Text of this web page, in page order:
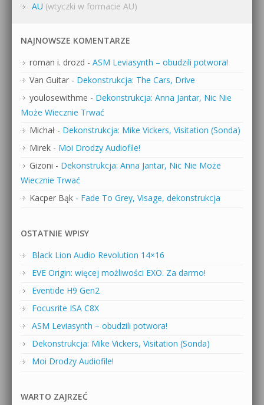
AU (wtyczki w formacie AU)
NAJNOWSZE KOMENTARZE
roman i. drozd - ASM Leviasynth – obudzili potwora!
Van Guitar - Dekonstrukcja: The Cars, Drive
youlosewithme - Dekonstrukcja: Anna Jantar, Nic Nie
Może Wiecznie Trwać
Michał - Dekonstrukcja: Mike Vickers, Visitation (Sonda)
Mirek - Moi Drodzy Audiofile!
Gizoni - Dekonstrukcja: Anna Jantar, Nic Nie Może
Wiecznie Trwać
Kacper Bąk - Fade To Grey, Visage, dekonstrukcja
OSTATNIE WPISY
Black Lion Audio Revolution 14×16
EVE Origin: więcej możliwości EXO. Za darmo!
Eventide H9 Gen2
Focusrite ISA C8X
ASM Leviasynth – obudzili potwora!
Dekonstrukcja: Mike Vickers, Visitation (Sonda)
Moi Drodzy Audiofile!
WARTO ZAJRZEĆ